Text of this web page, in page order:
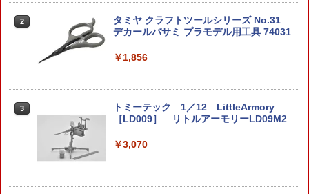
2
タミヤ クラフトツールシリーズ No.31
デカールバサミ プラモデル用工具 74031
￥1,856
3
トミーテック 1／12 LittleArmory
［LD009］ リトルアーモリーLD09M2
￥3,070